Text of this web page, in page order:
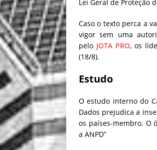
Lei Geral de Proteção
Caso o texto perca a
vigor sem uma
pelo JOTAPRO, os
(18/8).
Estudo
O estudo interno do
Dados prejudica a
os países-membro. O
a ANPD”